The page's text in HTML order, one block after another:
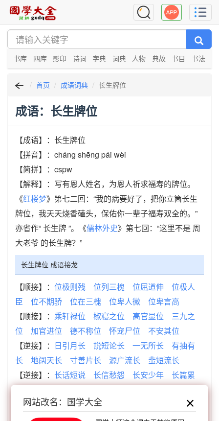
书库 四库 影印 诗词 字典 词典 人物 典故 书目 书法
首页 成语词典 长生牌位
成语：长生牌位
【成语】：长生牌位
【拼音】：cháng shēng pái wèi
【简拼】：cspw
【解释】：写有恩人姓名，为恩人祈求福寿的牌位。
《红楼梦》第七二回：“我的病要好了，把你立箇长生
牌位，我天天烧香磕头，保佑你一辈子福寿双全的。”
亦省作“ 长生牌 ”。《儒林外史》第七回：“这里不是 周
大老爷 的长生牌？”
长生牌位 成语接龙
【顺接】： 位极则残 位列三槐 位屈道伸
位极人
臣
位不期骄 位在三槐 位卑人微
位卑言高
【顺接】： 乘轩禄位 椒寝之位 高官显位
三九之
位
加官进位 德不称位 怀宠尸位
不安其位
【逆接】： 日引月长 説短论长 一无所长
有抽有
长
地阔天长 寸善片长 源广流长
蜚短流长
【逆接】： 长话短说 长信愁怨 长安少年
长篇累
网站改名：国学大全